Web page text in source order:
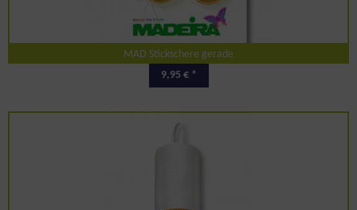
MAD Stickschere gerade
9,95 € *